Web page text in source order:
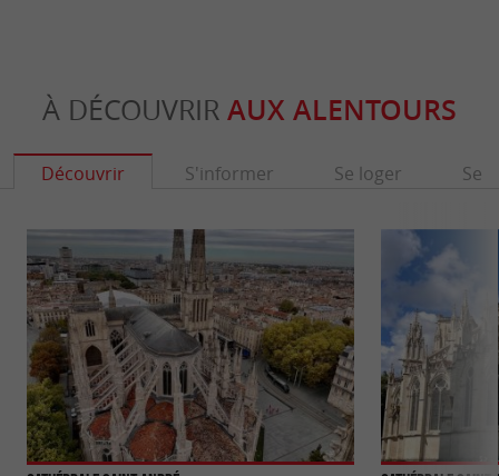
À DÉCOUVRIR AUX ALENTOURS
Découvrir S'informer Se loger Se